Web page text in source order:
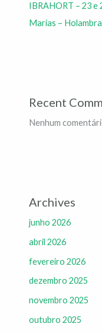
IBRAHORT – 23 e
Marias –
Recent
Nenhum
Archives
junho 2026
abril 2026
fevereiro 2026
dezembro 2025
novembro 2025
outubro 2025